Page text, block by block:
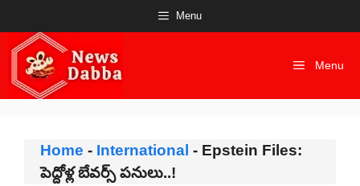
to
content
Menu
Menu
Home - International - Epstein Files:
పెద్దోళ్ల బేవర్స్ పనులు..!